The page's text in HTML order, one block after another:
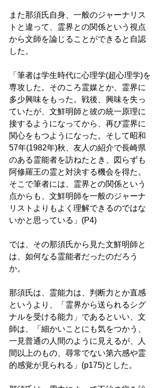
また那須氏自身、一般のジャーナリス
トと違って、霊界との関係という視点
から文師を論じることができると自認
した。
「筆者は学生時代に心理学(超心理学)を
専攻した。そのころ霊媒とか、霊界に
多少興味をもった。戦後、興味を失っ
ていたが、文鮮明師と彼の統一原理に
接するようになってから、再び霊界に
関心をもつようになった。そして昭和
57年(1982年)秋、友人の紹介で長崎県
のある霊能者を訪ねたとき、図らずも
阿修羅王の霊と対決する機会を得た。
そこで筆者には、霊界との関係という
点からも、文鮮明師を一般のジャーナ
リストよりもよく理解できるのではな
いかと思っている」(P4)
では、その那須氏から見た文鮮明師と
は、如何なる霊能者だったのだろう
か。
那須氏は、霊能力は、判断力とか直感
というより、「霊界から送られるシグ
ナルを受ける能力」であるといい、文
師は、「細かいことにも気をつかう、
一見普通の人間のように見えるが、人
間以上のもの、尋常でない第六感や霊
的感覚が見られる」(p175)とした。